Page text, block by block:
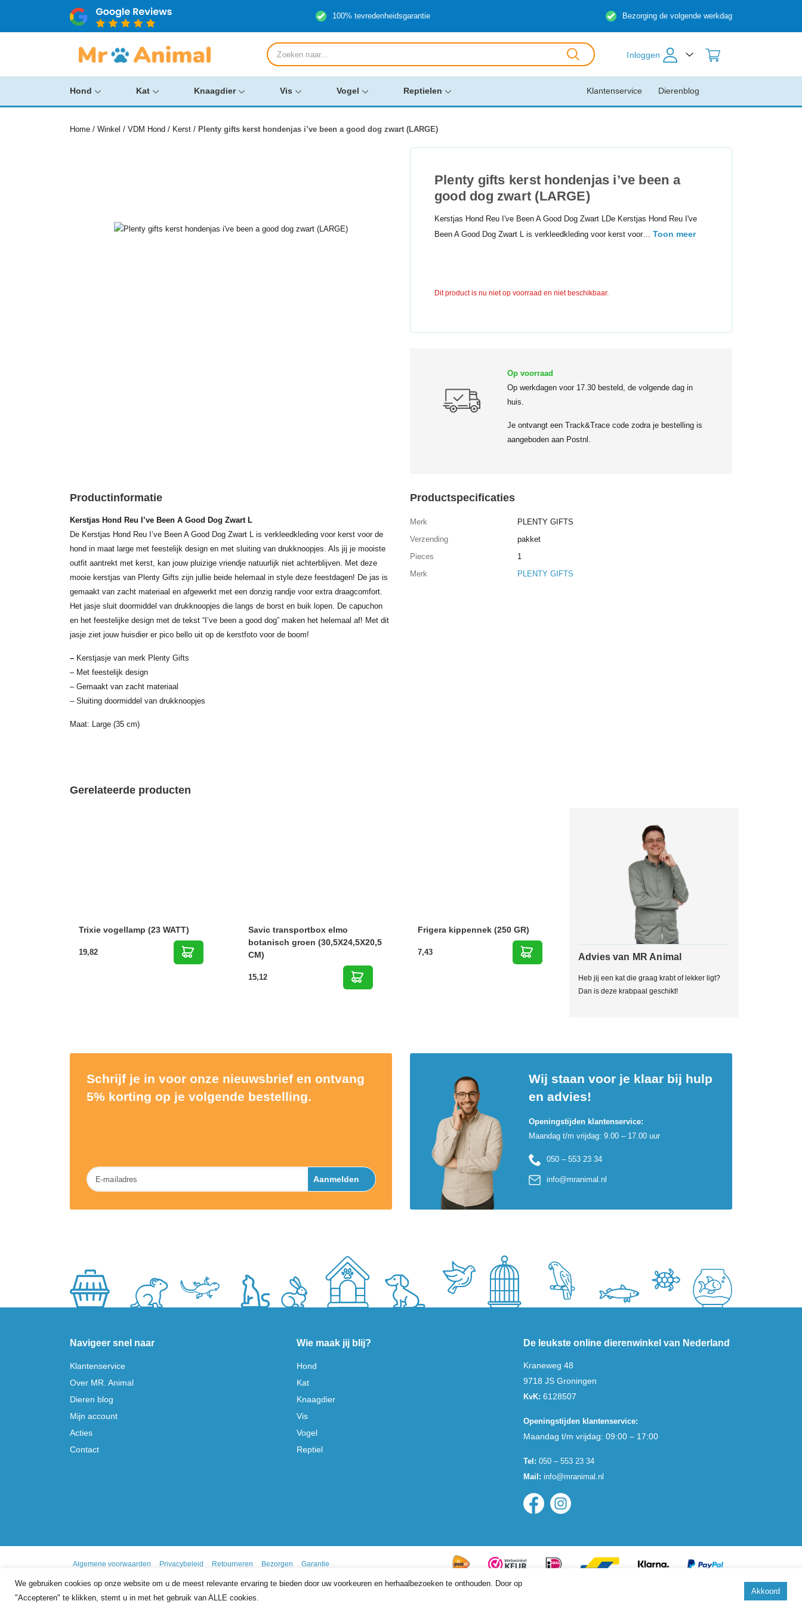
100% tevredenheidsgarantie Bezorging de volgende werkdag
Producten
zoeken
Inloggen
Hond Kat Knaagdier Vis Vogel Reptielen Dierenblog
Klantenservice
We gebruiken cookies op onze website om u de meest relevante ervaring te bieden door uw voorkeuren en herhaalbezoeken te onthouden. Door op
"Accepteren" te klikken, stemt u in met het gebruik van ALLE cookies.
Akkoord
Home / Winkel / VDM Hond / Kerst / Plenty gifts kerst hondenjas i’ve been a good dog zwart (LARGE)
Plenty gifts kerst hondenjas i’ve been a
good dog zwart (LARGE)
Kerstjas Hond Reu I've Been A Good Dog Zwart LDe Kerstjas Hond Reu I've
Been A Good Dog Zwart L is verkleedkleding voor kerst voor… Toon meer
Dit product is nu niet op voorraad en niet beschikbaar.
Op voorraad
Op werkdagen voor 17.30 besteld, de volgende dag in
huis.
Je ontvangt een Track&Trace code zodra je bestelling is
aangeboden aan Postnl.
Productinformatie
Kerstjas Hond Reu I’ve Been A Good Dog Zwart L
De Kerstjas Hond Reu I’ve Been A Good Dog Zwart L is verkleedkleding voor kerst voor de
hond in maat large met feestelijk design en met sluiting van drukknoopjes. Als jij je mooiste
outfit aantrekt met kerst, kan jouw pluizige vriendje natuurlijk niet achterblijven. Met deze
mooie kerstjas van Plenty Gifts zijn jullie beide helemaal in style deze feestdagen! De jas is
gemaakt van zacht materiaal en afgewerkt met een donzig randje voor extra draagcomfort.
Het jasje sluit doormiddel van drukknoopjes die langs de borst en buik lopen. De capuchon
en het feestelijke design met de tekst “I’ve been a good dog” maken het helemaal af! Met dit
jasje ziet jouw huisdier er pico bello uit op de kerstfoto voor de boom!
– Kerstjasje van merk Plenty Gifts
– Met feestelijk design
– Gemaakt van zacht materiaal
– Sluiting doormiddel van drukknoopjes
Maat: Large (35 cm)
Productspecificaties
Merk
PLENTY GIFTS
Verzending
pakket
Pieces
1
Merk
PLENTY GIFTS
Gerelateerde producten
Trixie vogellamp (23 WATT)
19,82
Savic transportbox elmo
botanisch groen (30,5X24,5X20,5
CM)
15,12
Frigera kippennek (250 GR)
7,43 Advies van MR Animal
Heb jij een kat die graag krabt of lekker ligt?
Dan is deze krabpaal geschikt!
Schrijf je in voor onze nieuwsbrief en ontvang
5% korting op je volgende bestelling.
Nieuwsbrief Aanmelden
Wij staan voor je klaar bij hulp
en advies!
Openingstijden klantenservice:
Maandag t/m vrijdag: 9.00 – 17.00 uur
050 – 553 23 34
info@mranimal.nl
Navigeer snel naar
Klantenservice
Over MR. Animal
Dieren blog
Mijn account
Acties
Contact
Wie maak jij blij?
Hond
Kat
Knaagdier
Vis
Vogel
Reptiel
De leukste online dierenwinkel van Nederland
Kraneweg 48
9718 JS Groningen
KvK: 6128507
Openingstijden klantenservice:
Maandag t/m vrijdag: 09:00 – 17:00
Tel: 050 – 553 23 34
Mail: info@mranimal.nl
Algemene voorwaarden Privacybeleid Retourneren Bezorgen Garantie
9.7/10 gebasseerd op341reviews